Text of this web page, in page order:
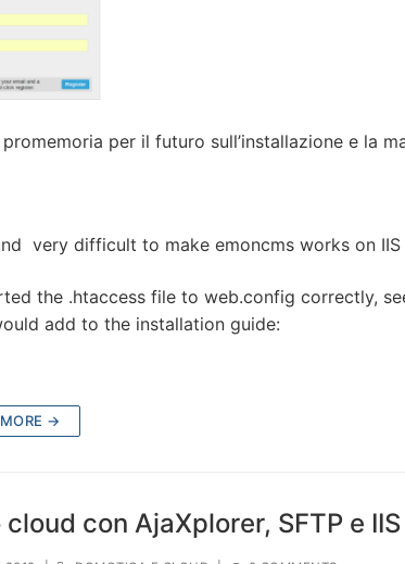
per il futuro sull’installazione e la
very difficult to make emoncms works on
the .htaccess file to web.config correctly,
add to the installation guide:
→
cloud con AjaXplorer, SFTP e IIS